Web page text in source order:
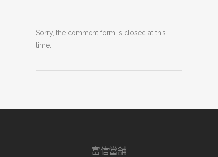
Sorry, the comment form is closed at this
time.
富信當舖